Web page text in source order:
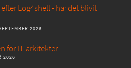
Log4shell - har det blivit
2026
för IT-arkitekter
2026